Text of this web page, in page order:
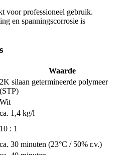
voor professioneel gebruik.
en spanningscorrosie is
Waarde
2K silaan getermineerde polymeer
(STP)
Wit
ca. 1,4 kg/l
10 : 1
ca. 30 minuten (23°C / 50% r.v.)